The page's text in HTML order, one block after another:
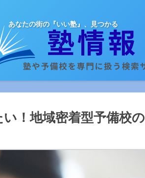
あなたの街の『いい塾』、見つかる
！地域密着型予備校の